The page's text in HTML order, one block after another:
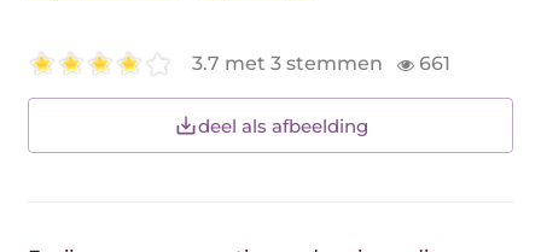
3.7 met 3 stemmen 661
deel als afbeelding